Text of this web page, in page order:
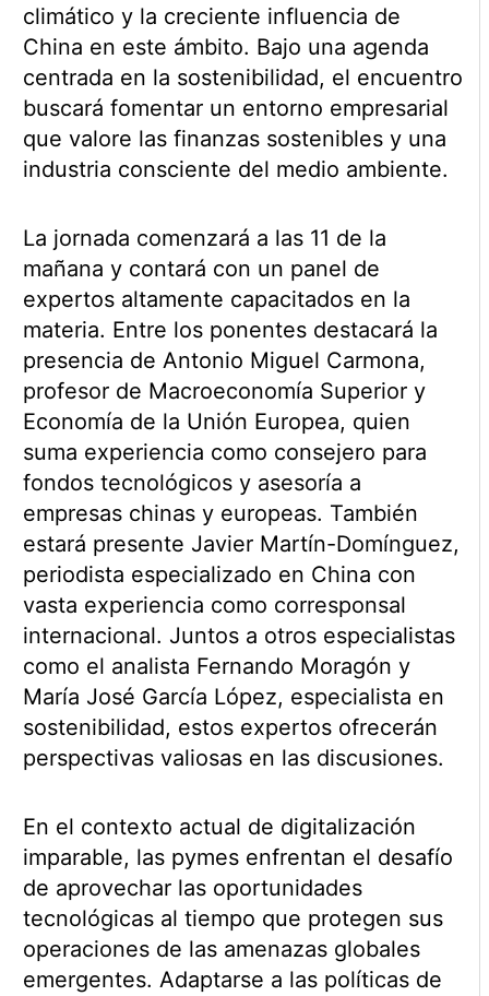
climático y la creciente influencia de
China en este ámbito. Bajo una agenda
centrada en la sostenibilidad, el encuentro
buscará fomentar un entorno empresarial
que valore las finanzas sostenibles y una
industria consciente del medio ambiente.
La jornada comenzará a las 11 de la
mañana y contará con un panel de
expertos altamente capacitados en la
materia. Entre los ponentes destacará la
presencia de Antonio Miguel Carmona,
profesor de Macroeconomía Superior y
Economía de la Unión Europea, quien
suma experiencia como consejero para
fondos tecnológicos y asesoría a
empresas chinas y europeas. También
estará presente Javier Martín-Domínguez,
periodista especializado en China con
vasta experiencia como corresponsal
internacional. Juntos a otros especialistas
como el analista Fernando Moragón y
María José García López, especialista en
sostenibilidad, estos expertos ofrecerán
perspectivas valiosas en las discusiones.
En el contexto actual de digitalización
imparable, las pymes enfrentan el desafío
de aprovechar las oportunidades
tecnológicas al tiempo que protegen sus
operaciones de las amenazas globales
emergentes. Adaptarse a las políticas de